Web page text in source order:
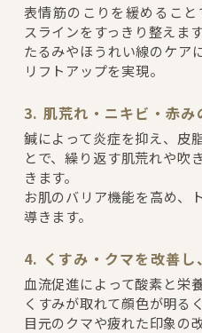
表情筋のこりを緩めるこ
スラインをすっきり整えます
たるみやほうれい線のケア
リフトアップを実現。
3. 肌荒れ・ニキビ・赤み
鍼によって炎症を抑え、皮
とで、繰り返す肌荒れや吹
きます。
お肌のバリア機能を高め、
導きます。
4. くすみ・クマを改善し
血流促進によって酸素と栄
くすみが取れて顔色が明る
目元のクマや疲れた印象の